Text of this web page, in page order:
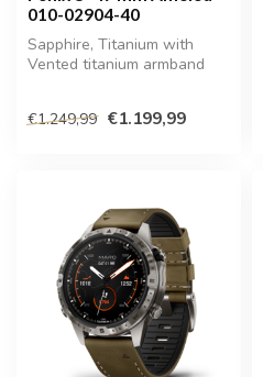
010-02904-40
Sapphire, Titanium with
Vented titanium armband
€1.249,99 €1.199,99